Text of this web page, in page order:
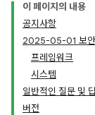
이 페이지의 내용
공지사항
2025-05-01 보안
프레임워크
시스템
일반적인 질문 및
버전